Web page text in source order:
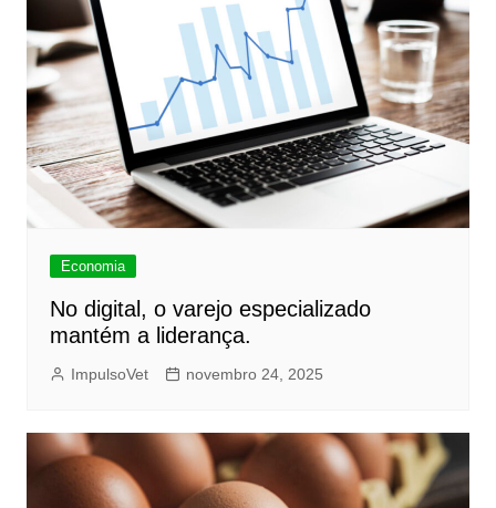
Economia
No digital, o varejo especializado
mantém a liderança.
ImpulsoVet novembro 24, 2025